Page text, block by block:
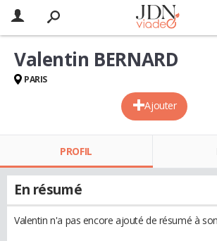
Ajouter
Valentin BERNARD
PARIS
PROFIL
En résumé
Valentin n'a pas encore ajouté de résumé à